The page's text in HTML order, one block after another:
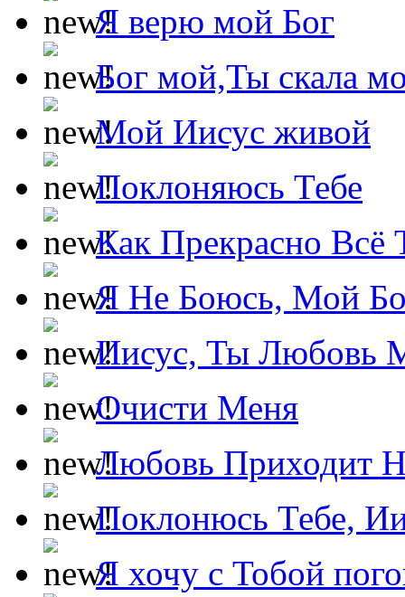
Я верю мой Бог
Бог мой,Ты скала
Мой Иисус живой
Поклоняюсь Тебе
Как Прекрасно Всё
Я Не Боюсь, Мой
Иисус, Ты Любовь
Очисти Меня
Любовь Приходит
Поклонюсь Тебе,
Я хочу с Тобой